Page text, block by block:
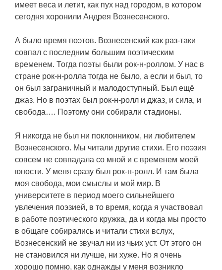
имеет веса и летит, как пух над городом, в котором
сегодня хоронили Андрея Вознесенского.
А было время поэтов. Вознесенский как раз-таки
совпал с последним большим поэтическим
временем. Тогда поэты были рок-н-роллом. У нас в
стране рок-н-ролла тогда не было, а если и был, то
он был заграничный и малодоступный. Был ещё
джаз. Но в поэтах был рок-н-ролл и джаз, и сила, и
свобода…. Поэтому они собирали стадионы.
Я никогда не был ни поклонником, ни любителем
Вознесенского. Мы читали другие стихи. Его поэзия
совсем не совпадала со мной и с временем моей
юности. У меня сразу был рок-н-ролл. И там была
моя свобода, мои смыслы и мой мир. В
университете в период моего сильнейшего
увлечения поэзией, в то время, когда я участвовал
в работе поэтического кружка, да и когда мы просто
в общаге собирались и читали стихи вслух,
Вознесенский не звучал ни из чьих уст. От этого он
не становился ни лучше, ни хуже. Но я очень
хорошо помню, как однажды у меня возникло